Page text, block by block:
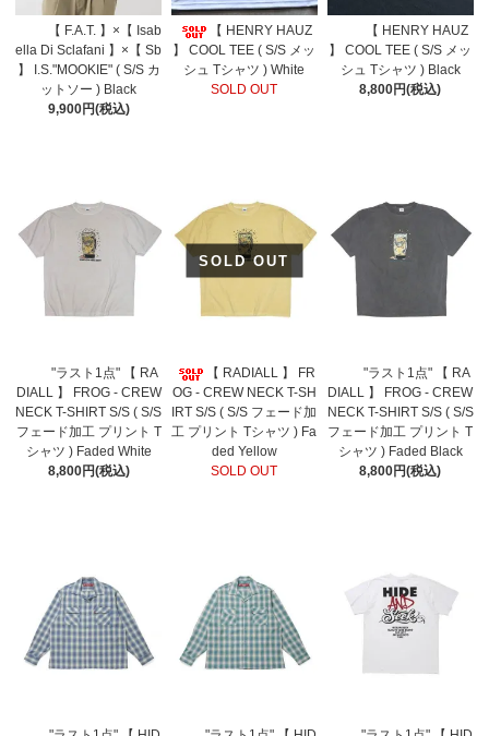
【 F.A.T. 】×【 Isab
ella Di Sclafani 】×【 Sb
】 I.S."MOOKIE" ( S/S カ
ットソー ) Black
9,900円(税込)
【 HENRY HAUZ
】 COOL TEE ( S/S メッ
シュ Tシャツ ) White
SOLD OUT
【 HENRY HAUZ
】 COOL TEE ( S/S メッ
シュ Tシャツ ) Black
8,800円(税込)
"ラスト1点" 【 RA
DIALL 】 FROG - CREW
NECK T-SHIRT S/S ( S/S
フェード加工 プリント T
シャツ ) Faded White
8,800円(税込)
SOLD OUT
【 RADIALL 】 FR
OG - CREW NECK T-SH
IRT S/S ( S/S フェード加
工 プリント Tシャツ ) Fa
ded Yellow
SOLD OUT
"ラスト1点" 【 RA
DIALL 】 FROG - CREW
NECK T-SHIRT S/S ( S/S
フェード加工 プリント T
シャツ ) Faded Black
8,800円(税込)